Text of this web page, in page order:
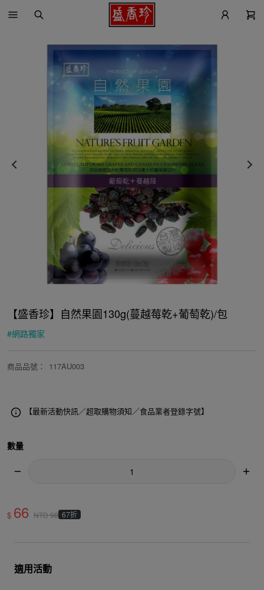
【盛香珍】自然果園130g(蔓越莓乾+葡萄乾)/包
#網路獨家
商品品號 ： 117AU003
【最新活動快訊／超取購物須知／食品業者登錄字號】
數量
$ 66 NTD98 67折
適用活動